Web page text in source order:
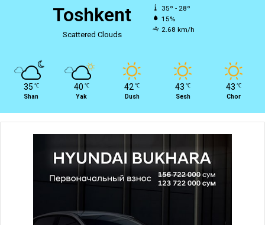
Toshkent
Scattered Clouds
35º - 28º
15%
2.68 km/h
35 ℃
Shan
40 ℃
Yak
42 ℃
Dush
43 ℃
Sesh
43 ℃
Chor